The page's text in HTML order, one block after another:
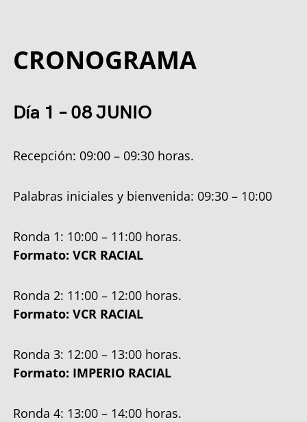
CRONOGRAMA
Día 1 – 08 JUNIO
Recepción: 09:00 – 09:30 horas.
Palabras iniciales y bienvenida: 09:30 – 10:00
Ronda 1: 10:00 – 11:00 horas.
Formato: VCR RACIAL
Ronda 2: 11:00 – 12:00 horas.
Formato: VCR RACIAL
Ronda 3: 12:00 – 13:00 horas.
Formato: IMPERIO RACIAL
Ronda 4: 13:00 – 14:00 horas.